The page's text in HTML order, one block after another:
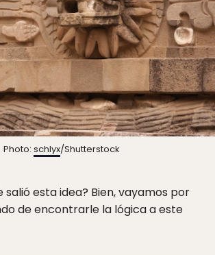
Photo: schlyx/Shutterstock
salió esta idea? Bien, vayamos por
de encontrarle la lógica a este